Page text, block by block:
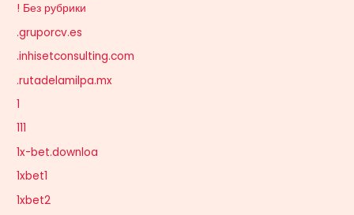
! Без рубрики
.gruporcv.es
.inhisetconsulting.com
.rutadelamilpa.mx
1
111
1x-bet.downloa
1xbet1
1xbet2